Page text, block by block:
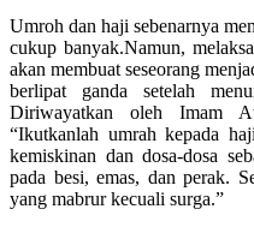
Umroh dan haji sebenarnya
cukup banyak.Namun,
akan membuat seseorang
berlipat ganda setelah
Diriwayatkan oleh Imam
“Ikutkanlah umrah kepada
kemiskinan dan dosa-dosa
pada besi, emas, dan perak.
yang mabrur kecuali surga.”